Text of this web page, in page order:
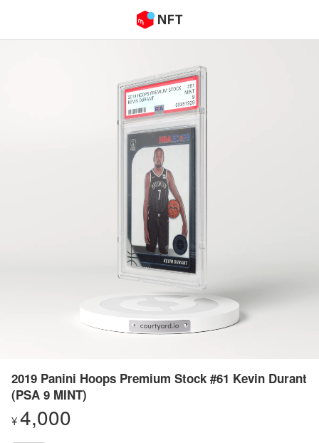
2019 Panini Hoops Premium Stock #61 Kevin Durant
(PSA 9 MINT)
¥4,000